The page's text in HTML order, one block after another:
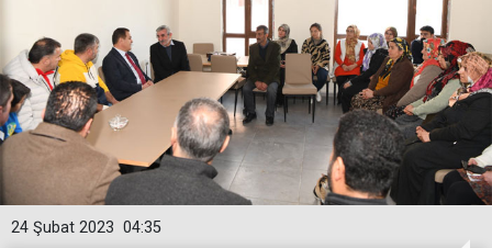
04:35
24 Şubat 2023